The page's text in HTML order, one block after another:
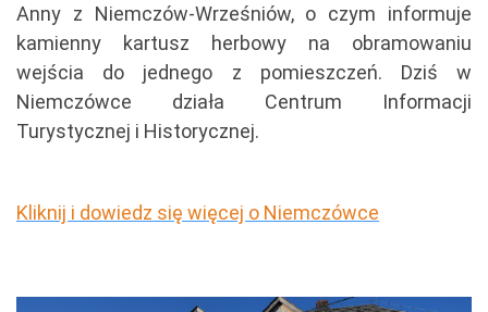
Anny z Niemczów-Wrześniów, o czym informuje
kamienny kartusz herbowy na obramowaniu
wejścia do jednego z pomieszczeń. Dziś w
Niemczówce działa Centrum Informacji
Turystycznej i Historycznej.
Kliknij i dowiedz się więcej o Niemczówce